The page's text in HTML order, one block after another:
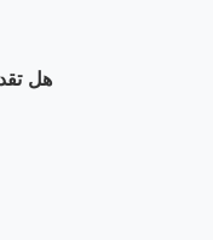
هل